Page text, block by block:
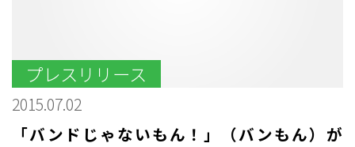
プレスリリース
2015.07.02
「バンドじゃないもん！」（バンもん）が